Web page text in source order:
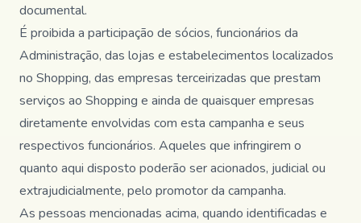
documental.
É proibida a participação de sócios, funcionários da
Administração, das lojas e estabelecimentos localizados
no Shopping, das empresas terceirizadas que prestam
serviços ao Shopping e ainda de quaisquer empresas
diretamente envolvidas com esta campanha e seus
respectivos funcionários. Aqueles que infringirem o
quanto aqui disposto poderão ser acionados, judicial ou
extrajudicialmente, pelo promotor da campanha.
As pessoas mencionadas acima, quando identificadas e